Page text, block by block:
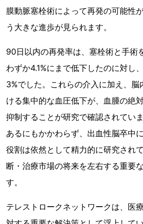
膜動脈塞栓術によって再発の可能性
う大きな進歩が見られます。
90日以内の再発率は、塞栓術と手術
わずか4.1%にまで低下したのに対し
3%でした。これらの介入に加え、脳
ける集中的な血圧低下が、血腫の絶
抑制することが研究で確認されてい
あるにもかかわらず、出血性脳卒中
役割は依然として精力的に研究され
断・治療市場の将来を左右する重要
す。
テレストロークネットワークは、医